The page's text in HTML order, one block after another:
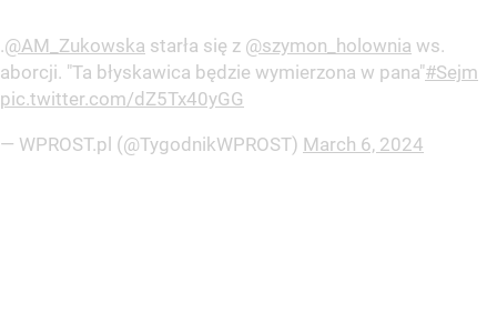
.@AM_Zukowska starła się z @szymon_holownia ws.
aborcji. "Ta błyskawica będzie wymierzona w pana"#Sejm
pic.twitter.com/dZ5Tx40yGG
— WPROST.pl (@TygodnikWPROST) March 6, 2024